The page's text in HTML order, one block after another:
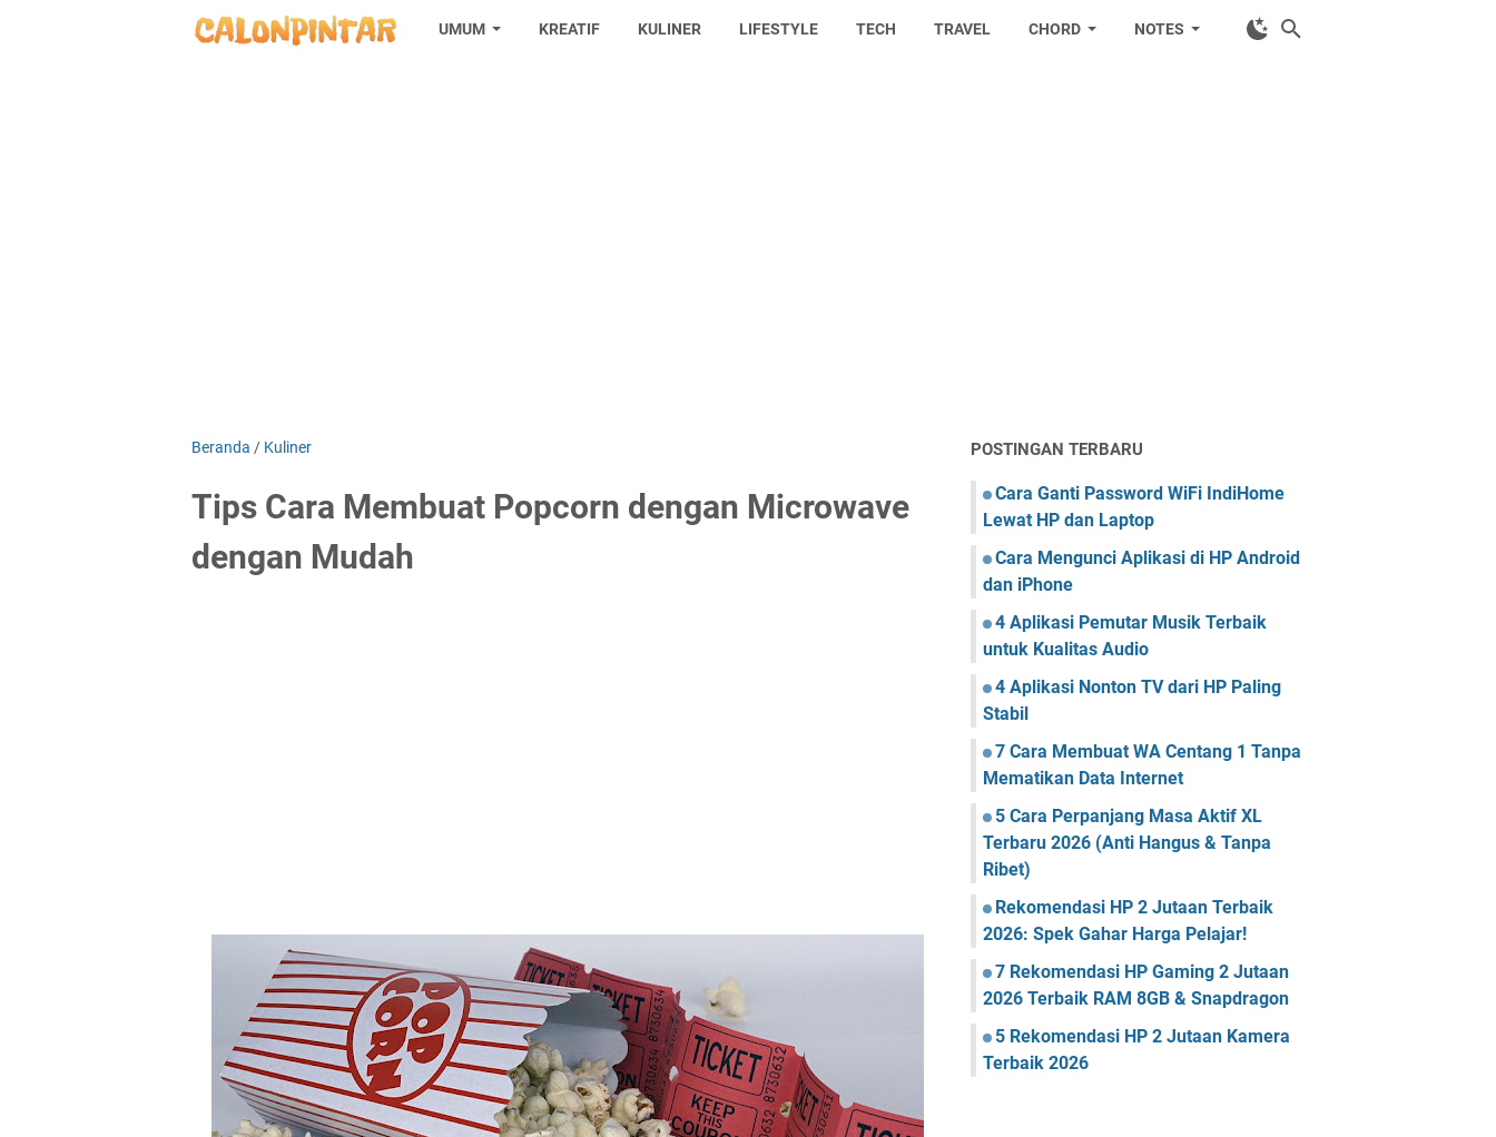
UMUM KREATIF KULINER LIFESTYLE TECH TRAVEL CHORD NOTES
Beranda / Kuliner
Tips Cara Membuat Popcorn dengan Microwave
dengan Mudah
POSTINGAN TERBARU
Cara Ganti Password WiFi IndiHome
Lewat HP dan Laptop
Cara Mengunci Aplikasi di HP Android
dan iPhone
4 Aplikasi Pemutar Musik Terbaik
untuk Kualitas Audio
4 Aplikasi Nonton TV dari HP Paling
Stabil
7 Cara Membuat WA Centang 1 Tanpa
Mematikan Data Internet
5 Cara Perpanjang Masa Aktif XL
Terbaru 2026 (Anti Hangus & Tanpa
Ribet)
Rekomendasi HP 2 Jutaan Terbaik
2026: Spek Gahar Harga Pelajar!
7 Rekomendasi HP Gaming 2 Jutaan
2026 Terbaik RAM 8GB & Snapdragon
5 Rekomendasi HP 2 Jutaan Kamera
Terbaik 2026